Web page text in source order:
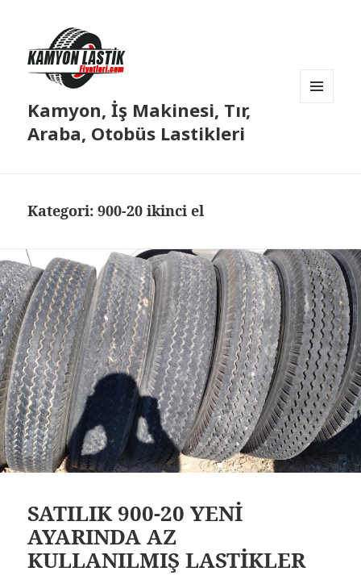
Kamyon, İş Makinesi, Tır,
Araba, Otobüs Lastikleri
Kategori:900-20 ikinci el
SATILIK 900-20 YENİ
AYARINDA AZ
KULLANILMIŞ LASTİKLER